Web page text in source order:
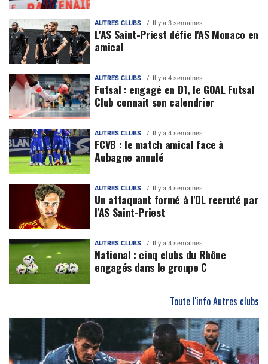
AUTRES CLUBS Il y a 3 semaines
L'AS Saint-Priest défie l'AS Monaco en
amical
AUTRES CLUBS Il y a 4 semaines
Futsal : engagé en D1, le GOAL Futsal
Club connait son calendrier
AUTRES CLUBS Il y a 4 semaines
FCVB : le match amical face à
Aubagne annulé
AUTRES CLUBS Il y a 4 semaines
Un attaquant formé à l'OL recruté par
l'AS Saint-Priest
AUTRES CLUBS Il y a 4 semaines
National : cinq clubs du Rhône
engagés dans le groupe C
Toute l'info Autres clubs